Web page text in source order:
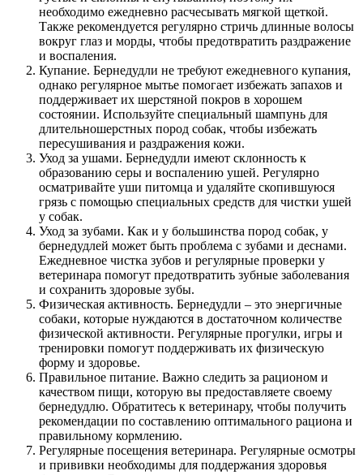
необходимо ежедневно расчесывать мягкой щеткой.
Также рекомендуется регулярно стричь длинные волосы
вокруг глаз и морды, чтобы предотвратить раздражение
и воспаления.
Купание. Бернедудли не требуют ежедневного купания,
однако регулярное мытье помогает избежать запахов и
поддерживает их шерстяной покров в хорошем
состоянии. Используйте специальный шампунь для
длительношерстных пород собак, чтобы избежать
пересушивания и раздражения кожи.
Уход за ушами. Бернедудли имеют склонность к
образованию серы и воспалению ушей. Регулярно
осматривайте уши питомца и удаляйте скопившуюся
грязь с помощью специальных средств для чистки ушей
у собак.
Уход за зубами. Как и у большинства пород собак, у
бернедудлей может быть проблема с зубами и деснами.
Ежедневное чистка зубов и регулярные проверки у
ветеринара помогут предотвратить зубные заболевания
и сохранить здоровые зубы.
Физическая активность. Бернедудли – это энергичные
собаки, которые нуждаются в достаточном количестве
физической активности. Регулярные прогулки, игры и
тренировки помогут поддерживать их физическую
форму и здоровье.
Правильное питание. Важно следить за рационом и
качеством пищи, которую вы предоставляете своему
бернедудлю. Обратитесь к ветеринару, чтобы получить
рекомендации по составлению оптимального рациона и
правильному кормлению.
Регулярные посещения ветеринара. Регулярные осмотры
и прививки необходимы для поддержания здоровья